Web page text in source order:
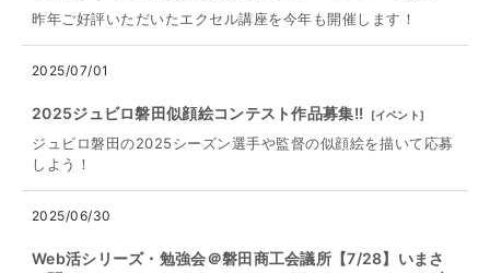
昨年ご好評いただいたエクセル講座を今年も開催します！
2025/07/01
2025ジュビロ磐田似顔絵コンテスト作品募集!! [イベント]
ジュビロ磐田の2025シーズン選手や監督の似顔絵を描いて応募
しよう！
2025/06/30
Web活シリーズ・勉強会＠磐田商工会議所【7/28】いまさ